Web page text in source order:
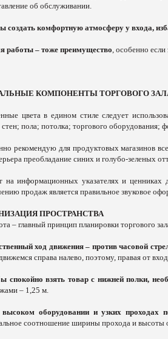
об обслуживании.
создать комфортную атмосферу у входа,
работы – тоже преимущество , особенно
КОМПОНЕНТЫ ТОРГОВОГО
цвета в едином стиле следует
стен; пола; потолка; торгового
рекомендую для продуктовых магазинов
преобладание синих и голубо-зеленых
информационных указателях и
продаж является правильное звуковое
ПРОСТРАНСТВА
– главный принцип планировки торгового
ход движения – против часовой
справа налево, поэтому, правая от
спокойно взять товар с нижней полки,
– 1,25 м.
оборудовании и узких проходах
соотношение ширины прохода и высоты